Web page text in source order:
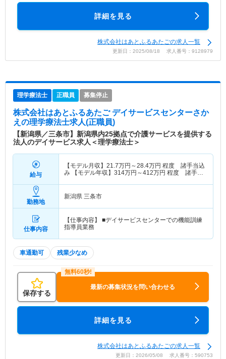
詳細を見る
株式会社はあとふるあたごの求人一覧
更新日：2025/08/18 求人番号：9128979
理学療法士 正職員 募集停止
株式会社はあとふるあたご デイサービスセンターさか
え の理学療法士求人(正職員)
【新潟県／三条市】新潟県内25拠点で介護サービスを提供する
法人のデイサービス求人＜理学療法士＞
給与
【モデル月収】 21.7万円～28.4万円 程度 諸手当込
み 【モデル年収】 314万円～412万円 程度 諸手
勤務地
新潟県 三条市
仕事内容
【仕事内容】 ■デイサービスセンターでの機能訓練
指導員業務
車通勤可 残業少なめ
保存する
最新の募集状況を問い合わせる
詳細を見る
株式会社はあとふるあたごの求人一覧
更新日：2026/05/08 求人番号：590753